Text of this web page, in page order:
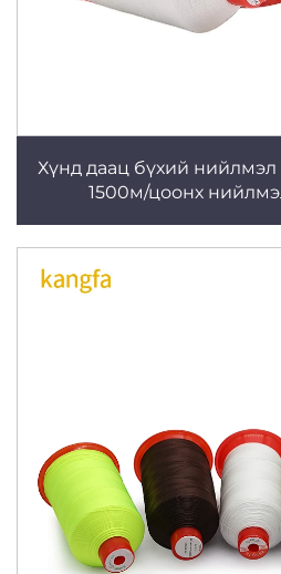
Хүнд даац бүхий нийлмэл
1500м/цоонх